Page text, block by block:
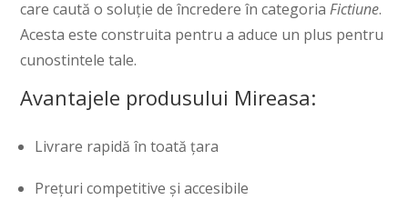
care caută o soluție de încredere în categoriaFictiune.
Acesta este construita pentru a aduce un plus pentru
cunostintele tale.
Avantajele produsului Mireasa:
Livrare rapidă în toată țara
Prețuri competitive și accesibile